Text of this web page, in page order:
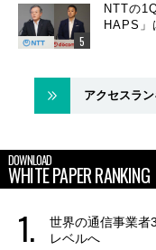
NTTの
HAPS」
アクセスラ
DOWNLOAD
WHITE PAPER RANKING
世界の通信事業者
レベルへ